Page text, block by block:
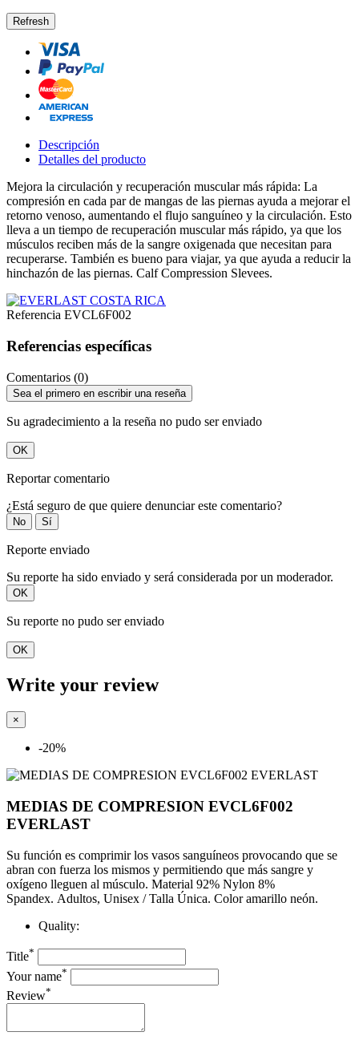
Descripción
Detalles del producto
Mejora la circulación y recuperación muscular más rápida: La
compresión en cada par de mangas de las piernas ayuda a mejorar el
retorno venoso, aumentando el flujo sanguíneo y la circulación. Esto
lleva a un tiempo de recuperación muscular más rápido, ya que los
músculos reciben más de la sangre oxigenada que necesitan para
recuperarse. También es bueno para viajar, ya que ayuda a reducir la
hinchazón de las piernas. Calf Compression Slevees.
Referencia EVCL6F002
Referencias específicas
Comentarios (0)
Sea el primero en escribir una reseña
Su agradecimiento a la reseña no pudo ser enviado
OK
Reportar comentario
¿Está seguro de que quiere denunciar este comentario?
No Sí
Reporte enviado
Su reporte ha sido enviado y será considerada por un moderador.
OK
Su reporte no pudo ser enviado
OK
Write your review
×
-20%
MEDIAS DE COMPRESION EVCL6F002
EVERLAST
Su función es comprimir los vasos sanguíneos provocando que se
abran con fuerza los mismos y permitiendo que más sangre y
oxígeno lleguen al músculo. Material 92% Nylon 8%
Spandex. Adultos, Unisex / Talla Única. Color amarillo neón.
Quality:
Title*
Your name*
Review*